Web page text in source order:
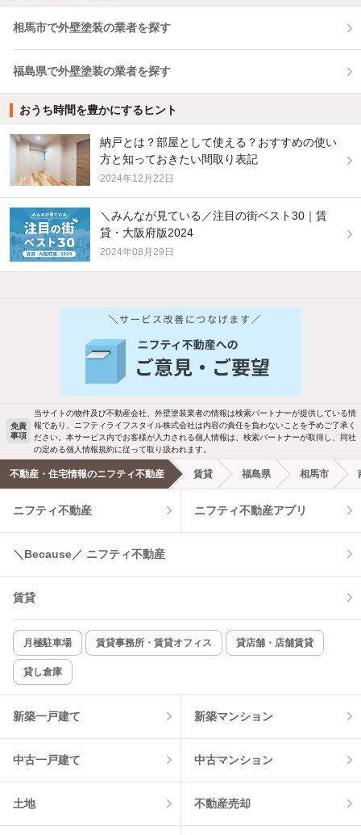
相馬市で外壁塗装の業者を探す
福島県で外壁塗装の業者を探す
おうち時間を豊かにするヒント
納戸とは？部屋として使える？おすすめの使い
方と知っておきたい間取り表記
2024年12月22日
＼みんなが見ている／注目の街ベスト30｜賃
貸・大阪府版2024
2024年08月29日
バス・トイレ別 2階以上
洗濯機置場あり 独立洗面台
エアコンあり 都市ガス
温水洗浄便座 オートロック
コンロ2口以上
新着のみ インターネット無料
該当件数:
3件
免責
事項
当サイトの物件及び不動産会社、外壁塗装業者の情報は検索パートナーが提供している情
報であり、ニフティライフスタイル株式会社は内容の責任を負わないことを予めご了承く
ださい。本サービス内でお客様が入力される個人情報は、検索パートナーが取得し、同社
の定める個人情報規約に従って取り扱われます。
不動産・住宅情報のニフティ不動産 賃貸 福島県 相馬市
ニフティ不動産 ニフティ不動産アプリ
＼Because／ ニフティ不動産
賃貸
月極駐車場 賃貸事務所・賃貸オフィス 貸店舗・店舗賃貸
貸し倉庫
新築一戸建て 新築マンション
中古一戸建て 中古マンション
土地 不動産売却